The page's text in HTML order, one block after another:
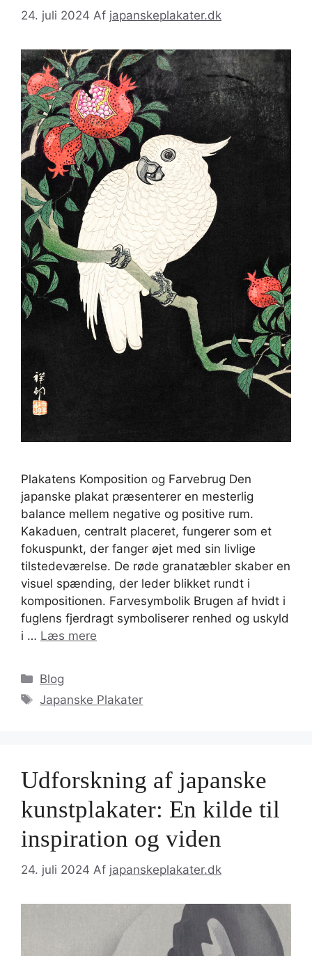
24. juli 2024 Af japanskeplakater.dk
Plakatens Komposition og Farvebrug Den
japanske plakat præsenterer en mesterlig
balance mellem negative og positive rum.
Kakaduen, centralt placeret, fungerer som et
fokuspunkt, der fanger øjet med sin livlige
tilstedeværelse. De røde granatæbler skaber en
visuel spænding, der leder blikket rundt i
kompositionen. Farvesymbolik Brugen af hvidt i
fuglens fjerdragt symboliserer renhed og uskyld
i … Læs mere
Kategorier
Blog
Tags
Japanske Plakater
Udforskning af japanske
kunstplakater: En kilde til
inspiration og viden
24. juli 2024 Af japanskeplakater.dk